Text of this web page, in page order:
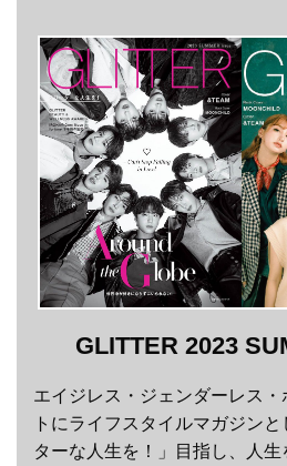
GLITTER 2023
エイジレス・ジェンダーレス
トにライフスタイルマガジン
ターな人生を！」目指し、人